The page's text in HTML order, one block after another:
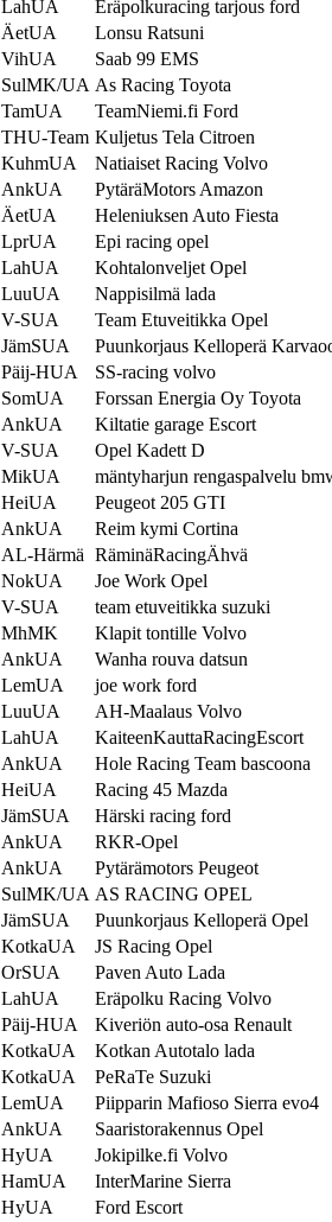
LahUA
Eräpolkuracing tarjous ford
ÄetUA
Lonsu Ratsuni
VihUA
Saab 99 EMS
SulMK/UA As Racing Toyota
TamUA
TeamNiemi.fi Ford
THU-Team Kuljetus Tela Citroen
KuhmUA
Natiaiset Racing Volvo
AnkUA
PytäräMotors Amazon
ÄetUA
Heleniuksen Auto Fiesta
LprUA
Epi racing opel
LahUA
Kohtalonveljet Opel
LuuUA
Nappisilmä lada
V-SUA
Team Etuveitikka Opel
JämSUA
Puunkorjaus Kelloperä
Päij-HUA
SS-racing volvo
SomUA
Forssan Energia Oy Toyota
AnkUA
Kiltatie garage Escort
V-SUA
Opel Kadett D
MikUA
mäntyharjun rengaspalvelu
HeiUA
Peugeot 205 GTI
AnkUA
Reim kymi Cortina
AL-Härmä RäminäRacingÄhvä
NokUA
Joe Work Opel
V-SUA
team etuveitikka suzuki
MhMK
Klapit tontille Volvo
AnkUA
Wanha rouva datsun
LemUA
joe work ford
LuuUA
AH-Maalaus Volvo
LahUA
KaiteenKauttaRacingEscort
AnkUA
Hole Racing Team bascoona
HeiUA
Racing 45 Mazda
JämSUA
Härski racing ford
AnkUA
RKR-Opel
AnkUA
Pytärämotors Peugeot
SulMK/UA AS RACING OPEL
JämSUA
Puunkorjaus Kelloperä Opel
KotkaUA
JS Racing Opel
OrSUA
Paven Auto Lada
LahUA
Eräpolku Racing Volvo
Päij-HUA
Kiveriön auto-osa Renault
KotkaUA
Kotkan Autotalo lada
KotkaUA
PeRaTe Suzuki
LemUA
Piipparin Mafioso Sierra evo4
AnkUA
Saaristorakennus Opel
HyUA
Jokipilke.fi Volvo
HamUA
InterMarine Sierra
HyUA
Ford Escort